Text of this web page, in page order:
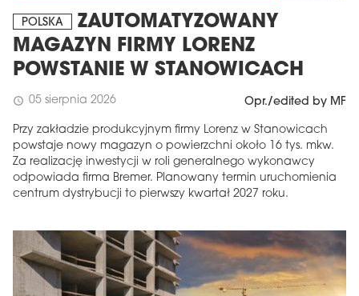
POLSKA
ZAUTOMATYZOWANY
MAGAZYN FIRMY LORENZ
POWSTANIE W STANOWICACH
schedule 05 sierpnia 2026 Opr./edited by MF
Przy zakładzie produkcyjnym firmy Lorenz w Stanowicach
powstaje nowy magazyn o powierzchni około 16 tys. mkw.
Za realizację inwestycji w roli generalnego wykonawcy
odpowiada firma Bremer. Planowany termin uruchomienia
centrum dystrybucji to pierwszy kwartał 2027 roku.